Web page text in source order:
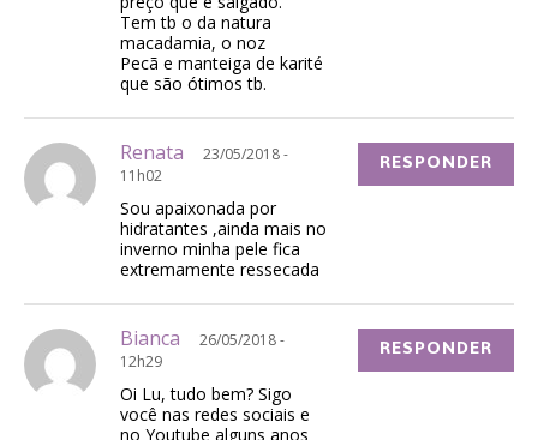
Tem tb o da natura
macadamia, o noz
Pecã e manteiga de karité
que são ótimos tb.
Renata
23/05/2018 -
11h02
Sou apaixonada por
hidratantes ,ainda mais no
inverno minha pele fica
extremamente ressecada
RESPONDER
Bianca
26/05/2018 -
12h29
Oi Lu, tudo bem? Sigo
você nas redes sociais e
no Youtube alguns anos
RESPONDER